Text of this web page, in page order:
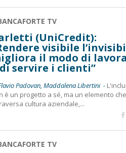
TV
(UniCredit):
visibile
il modo di
servire i clienti”
Padovan, Maddalena Libertini -
è un progetto a sé, ma un elemento che
cultura aziendale,...
TV